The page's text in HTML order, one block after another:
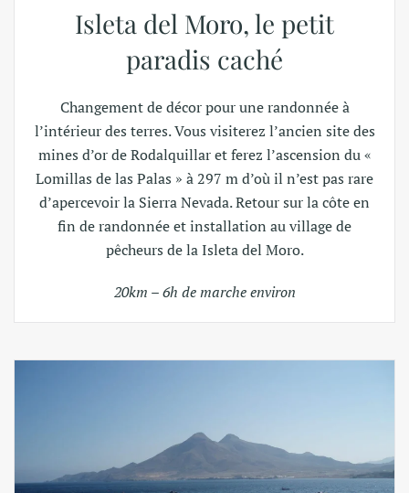
Isleta del Moro, le petit
paradis caché
Changement de décor pour une randonnée à
l’intérieur des terres. Vous visiterez l’ancien site des
mines d’or de Rodalquillar et ferez l’ascension du «
Lomillas de las Palas » à 297 m d’où il n’est pas rare
d’apercevoir la Sierra Nevada. Retour sur la côte en
fin de randonnée et installation au village de
pêcheurs de la Isleta del Moro.
20km – 6h de marche environ